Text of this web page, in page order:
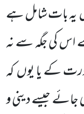
یہ بات شامل ہے
اس کی جگہ سے نہ
کے یا یوںکہ
جائے جیسے دینی و